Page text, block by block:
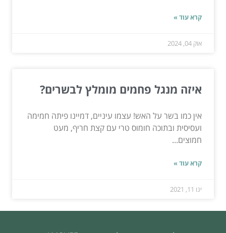
קרא עוד »
אוק 04, 2024
איזה מנגל פחמים מומלץ לבשרים?
אין כמו בשר על האש! עצמו עיניים, דמיינו פיתה חמימה
ועסיסית ובתוכה חומוס טרי עם קצת חריף, מעט
חמוצים...
קרא עוד »
ינו 11, 2021